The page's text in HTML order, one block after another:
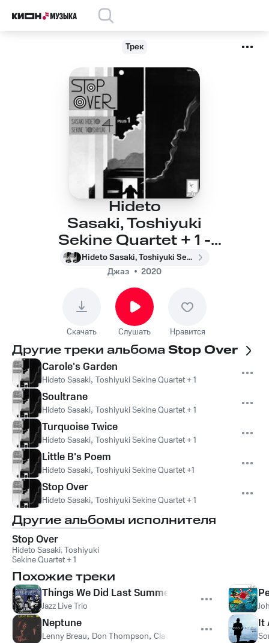
Трек
Hideto
Sasaki, Toshiyuki
Sekine Quartet + 1 -
Carole's Garden
Hideto Sasaki, Toshiyuki Sekine Quartet + 1
Джаз
2020
Скачать Слушать Нравится
Другие треки альбомаStop Over
Carole's Garden
Hideto Sasaki, Toshiyuki Sekine Quartet + 1
Soultrane
Hideto Sasaki, Toshiyuki Sekine Quartet + 1
Turquoise Twice
Hideto Sasaki, Toshiyuki Sekine Quartet + 1
Little B's Poem
Hideto Sasaki, Toshiyuki Sekine Quartet +1
Stop Over
Hideto Sasaki, Toshiyuki Sekine Quartet + 1
Другие альбомы исполнителя
Stop Over
Hideto Sasaki,Toshiyuki
Sekine Quartet + 1
Похожие треки
Things We Did Last Summer
Jazz Live Trio
Neptune
Lenny Breau, Don Thompson, Claude Ranger
It